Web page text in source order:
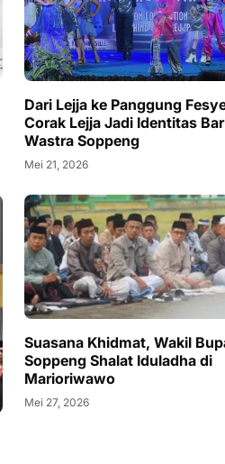
Dari Lejja ke Panggung
Corak Lejja Jadi Identitas
Wastra Soppeng
Mei 21, 2026
Suasana Khidmat, Wakil
Soppeng Shalat Iduladha di
Marioriwawo
Mei 27, 2026